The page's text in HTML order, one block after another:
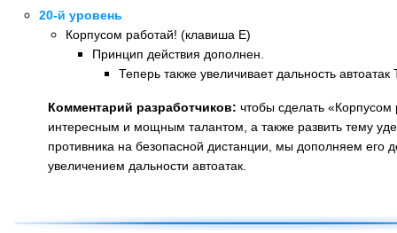
20-й уровень
Корпусом работай! (клавиша E)
Принцип действия дополнен.
Теперь также увеличивает дальность
Комментарий разработчиков: чтобы сделать «Корпусом
интересным и мощным талантом, а также развить тему
противника на безопасной дистанции, мы дополняем его
увеличением дальности автоатак.